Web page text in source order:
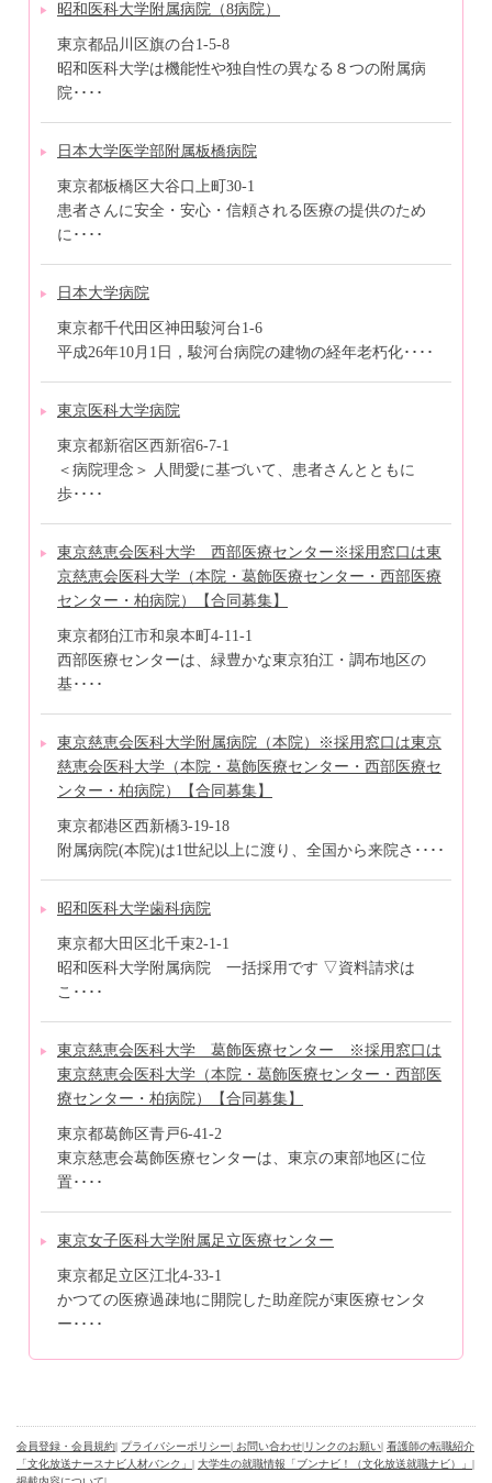
昭和医科大学附属病院（8病院）
東京都品川区旗の台1-5-8
昭和医科大学は機能性や独自性の異なる８つの附属病
院････
日本大学医学部附属板橋病院
東京都板橋区大谷口上町30-1
患者さんに安全・安心・信頼される医療の提供のため
に････
日本大学病院
東京都千代田区神田駿河台1-6
平成26年10月1日，駿河台病院の建物の経年老朽化････
東京医科大学病院
東京都新宿区西新宿6-7-1
＜病院理念＞ 人間愛に基づいて、患者さんとともに
歩････
東京慈恵会医科大学 西部医療センター※採用窓口は東
京慈恵会医科大学（本院・葛飾医療センター・西部医療
センター・柏病院）【合同募集】
東京都狛江市和泉本町4-11-1
西部医療センターは、緑豊かな東京狛江・調布地区の
基････
東京慈恵会医科大学附属病院（本院）※採用窓口は東京
慈恵会医科大学（本院・葛飾医療センター・西部医療セ
ンター・柏病院）【合同募集】
東京都港区西新橋3-19-18
附属病院(本院)は1世紀以上に渡り、全国から来院さ････
昭和医科大学歯科病院
東京都大田区北千束2-1-1
昭和医科大学附属病院 一括採用です ▽資料請求は
こ････
東京慈恵会医科大学 葛飾医療センター ※採用窓口は
東京慈恵会医科大学（本院・葛飾医療センター・西部医
療センター・柏病院）【合同募集】
東京都葛飾区青戸6-41-2
東京慈恵会葛飾医療センターは、東京の東部地区に位
置････
東京女子医科大学附属足立医療センター
東京都足立区江北4-33-1
かつての医療過疎地に開院した助産院が東医療センタ
ー････
会員登録・会員規約| プライバシーポリシー| お問い合わせ|リンクのお願い| 看護師の転職紹介
「文化放送ナースナビ人材バンク」 | 大学生の就職情報「ブンナビ！（文化放送就職ナビ）」 |